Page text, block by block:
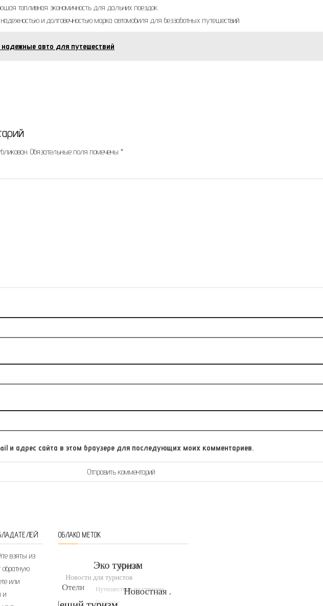
топливная экономичность для дальних поездок.
и долговечностью марка автомобиля для беззаботных путешествий.
авто для путешествий
Обязательные поля помечены *
и адрес сайта в этом браузере для последующих моих комментариев.
взяты из
или
и
ОБЛАКО МЕТОК